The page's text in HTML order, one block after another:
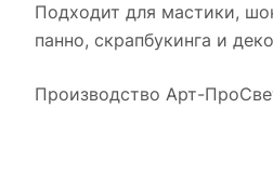
Подходит для мастики,
панно, скрапбукинга и
Производство Арт-